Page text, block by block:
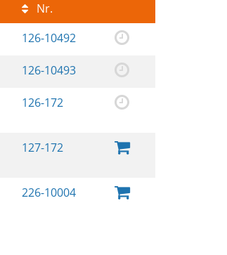
Nr.
126-10492
126-10493
126-172
127-172
226-10004